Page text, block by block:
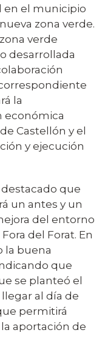
en el municipio
zona verde.
verde
desarrollada
la
económica
Castellón y el
y ejecución
que
un antes y un
del entorno
del Forat. En
la buena
que
se planteó el
al día de
permitirá
aportación de